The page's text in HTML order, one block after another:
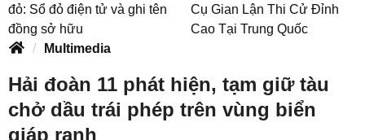
đỏ: Sổ đỏ điện tử và ghi tên
đồng sở hữu
Cụ Gian Lận Thi Cử Đỉnh
Cao Tại Trung Quốc
Multimedia
Hải đoàn 11 phát hiện, tạm giữ tàu
chở dầu trái phép trên vùng biển
giáp ranh